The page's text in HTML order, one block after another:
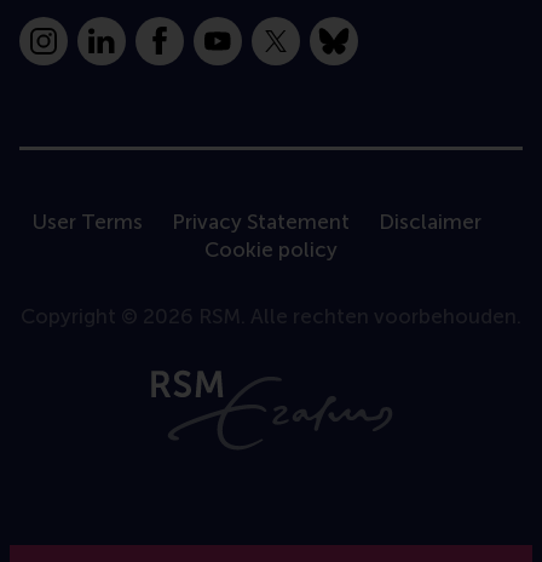
InstagramLinkedInFacebookYouTube
X Bluesky
User Terms Privacy Statement
Disclaimer
Cookie policy